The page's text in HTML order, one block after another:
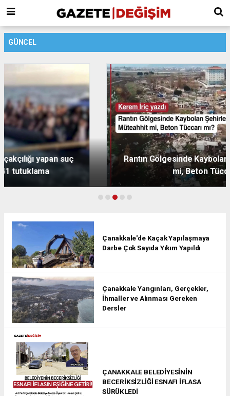
GÜNCEL
Rantın Gölgesinde Kaybolan Şehirler, Müteahhit
mi, Beton Tüccarı mı?
Çanakkale'de Kaçak Yapılaşmaya
Darbe Çok Sayıda Yıkım Yapıldı
Çanakkale Yangınları, Gerçekler,
İhmaller ve Alınması Gereken
Dersler
ÇANAKKALE BELEDİYESİNİN
BECERİKSİZLİĞİ ESNAFI İFLASA
SÜRÜKLEDİ